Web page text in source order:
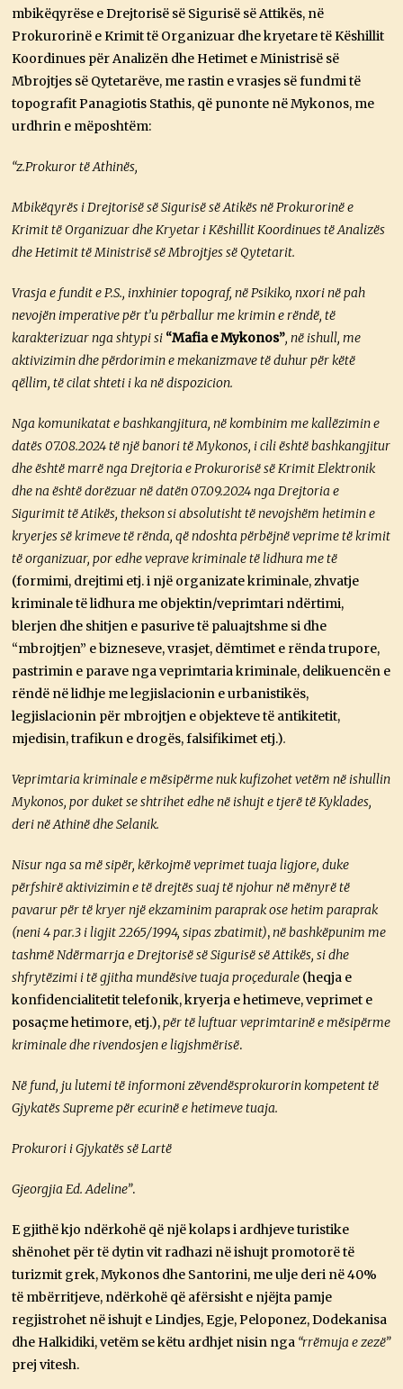
mbikëqyrëse e Drejtorisë së Sigurisë së Attikës, në
Prokurorinë e Krimit të Organizuar dhe kryetare të Këshillit
Koordinues për Analizën dhe Hetimet e Ministrisë së
Mbrojtjes së Qytetarëve, me rastin e vrasjes së fundmi të
topografit Panagiotis Stathis, që punonte në Mykonos, me
urdhrin e mëposhtëm:
“z.Prokuror të Athinës,
Mbikëqyrës i Drejtorisë së Sigurisë së Atikës në Prokurorinë e
Krimit të Organizuar dhe Kryetar i Këshillit Koordinues të Analizës
dhe Hetimit të Ministrisë së Mbrojtjes së Qytetarit.
Vrasja e fundit e P.S., inxhinier topograf, në Psikiko, nxori në pah
nevojën imperative për t’u përballur me krimin e rëndë, të
karakterizuar nga shtypi si “Mafia e Mykonos”, në ishull, me
aktivizimin dhe përdorimin e mekanizmave të duhur për këtë
qëllim, të cilat shteti i ka në dispozicion.
Nga komunikatat e bashkangjitura, në kombinim me kallëzimin e
datës 07.08.2024 të një banori të Mykonos, i cili është bashkangjitur
dhe është marrë nga Drejtoria e Prokurorisë së Krimit Elektronik
dhe na është dorëzuar në datën 07.09.2024 nga Drejtoria e
Sigurimit të Atikës, thekson si absolutisht të nevojshëm hetimin e
kryerjes së krimeve të rënda, që ndoshta përbëjnë veprime të krimit
të organizuar, por edhe veprave kriminale të lidhura me të
(formimi, drejtimi etj. i një organizate kriminale, zhvatje
kriminale të lidhura me objektin/veprimtari ndërtimi,
blerjen dhe shitjen e pasurive të paluajtshme si dhe
“mbrojtjen” e bizneseve, vrasjet, dëmtimet e rënda trupore,
pastrimin e parave nga veprimtaria kriminale, delikuencën e
rëndë në lidhje me legjislacionin e urbanistikës,
legjislacionin për mbrojtjen e objekteve të antikitetit,
mjedisin, trafikun e drogës, falsifikimet etj.).
Veprimtaria kriminale e mësipërme nuk kufizohet vetëm në ishullin
Mykonos, por duket se shtrihet edhe në ishujt e tjerë të Kyklades,
deri në Athinë dhe Selanik.
Nisur nga sa më sipër, kërkojmë veprimet tuaja ligjore, duke
përfshirë aktivizimin e të drejtës suaj të njohur në mënyrë të
pavarur për të kryer një ekzaminim paraprak ose hetim paraprak
(neni 4 par.3 i ligjit 2265/1994, sipas zbatimit), në bashkëpunim me
tashmë Ndërmarrja e Drejtorisë së Sigurisë së Attikës, si dhe
shfrytëzimi i të gjitha mundësive tuaja proçedurale (heqja e
konfidencialitetit telefonik, kryerja e hetimeve, veprimet e
posaçme hetimore, etj.), për të luftuar veprimtarinë e mësipërme
kriminale dhe rivendosjen e ligjshmërisë.
Në fund, ju lutemi të informoni zëvendësprokurorin kompetent të
Gjykatës Supreme për ecurinë e hetimeve tuaja.
Prokurori i Gjykatës së Lartë
Gjeorgjia Ed. Adeline”.
E gjithë kjo ndërkohë që një kolaps i ardhjeve turistike
shënohet për të dytin vit radhazi në ishujt promotorë të
turizmit grek, Mykonos dhe Santorini, me ulje deri në 40%
të mbërritjeve, ndërkohë që afërsisht e njëjta pamje
regjistrohet në ishujt e Lindjes, Egje, Peloponez, Dodekanisa
dhe Halkidiki, vetëm se këtu ardhjet nisin nga “rrëmuja e zezë”
prej vitesh.